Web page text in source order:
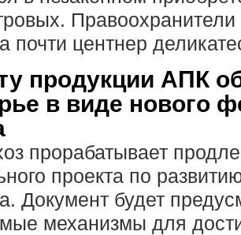
почти центнер
продукции АПК
в виде нового
прорабатывает
проекта по
Документ будет
механизмы для